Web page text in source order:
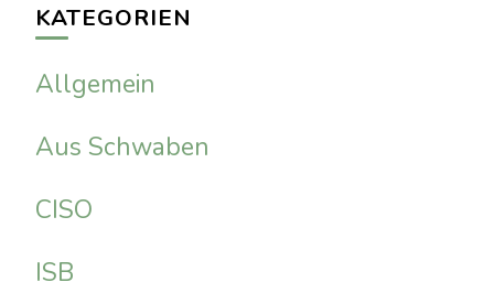
KATEGORIEN
Allgemein
Aus Schwaben
CISO
ISB